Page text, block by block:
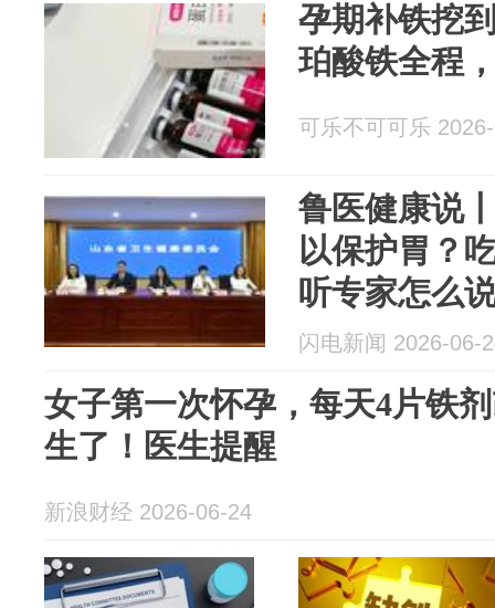
孕期补铁挖
珀酸铁全程
可乐不可可乐
鲁医健康说
以保护胃？
听专家怎么
闪电新闻 2026-06-
女子第一次怀孕，每天4片铁
生了！医生提醒
新浪财经 2026-06-24